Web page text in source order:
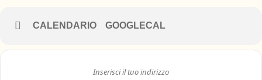
CALENDARIO GOOGLECAL